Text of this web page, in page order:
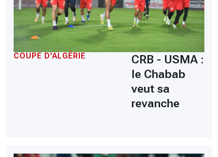
COUPE D'ALGÉRIE
CRB - USMA :
le Chabab
veut sa
revanche